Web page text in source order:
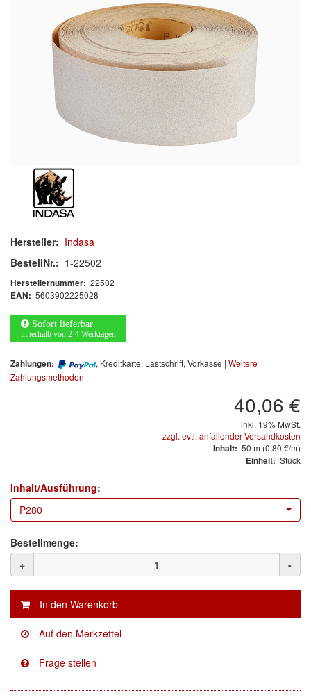
Schleif-Handpads
Zubehör/Hilfsmittel
Kleben & Beschichten
Abdecken
Polieren
Werkzeug & Maschinen
Reinigen
Arbeitsschutz
Luftfilter
Mischfarben
3M
(1)
E-D
(1)
EVERCOAT
Hersteller: Indasa
BestellNr.: 1-22502
Herstellernummer: 22502
EAN: 5603902225028
Sofort lieferbar
innerhalb von 2-4 Werktagen
Zahlungen: , Kreditkarte, Lastschrift, Vorkasse | Weitere
Zahlungsmethoden
40,06 €
inkl. 19% MwSt.
zzgl. evtl. anfallender Versandkosten
Inhalt: 50 m (0,80 €/m)
Einheit: Stück
Inhalt/Ausführung:
P280
Bestellmenge:
+
-